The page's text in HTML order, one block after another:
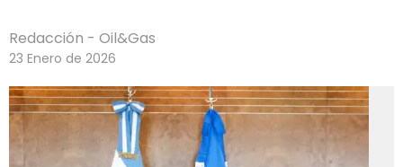
Redacción - Oil&Gas
23 Enero de 2026